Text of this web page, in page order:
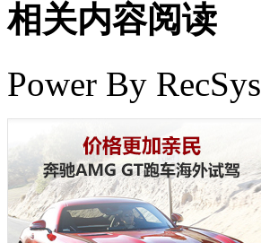
相关内容阅读
Power By RecSys